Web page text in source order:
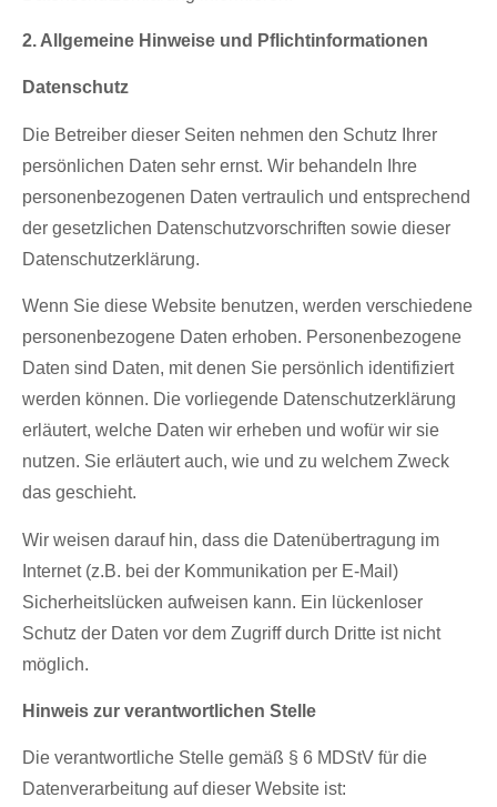
2. Allgemeine Hinweise und Pflichtinformationen
Datenschutz
Die Betreiber dieser Seiten nehmen den Schutz Ihrer
persönlichen Daten sehr ernst. Wir behandeln Ihre
personenbezogenen Daten vertraulich und entsprechend
der gesetzlichen Datenschutzvorschriften sowie dieser
Datenschutzerklärung.
Wenn Sie diese Website benutzen, werden verschiedene
personenbezogene Daten erhoben. Personenbezogene
Daten sind Daten, mit denen Sie persönlich identifiziert
werden können. Die vorliegende Datenschutzerklärung
erläutert, welche Daten wir erheben und wofür wir sie
nutzen. Sie erläutert auch, wie und zu welchem Zweck
das geschieht.
Wir weisen darauf hin, dass die Datenübertragung im
Internet (z.B. bei der Kommunikation per E-Mail)
Sicherheitslücken aufweisen kann. Ein lückenloser
Schutz der Daten vor dem Zugriff durch Dritte ist nicht
möglich.
Hinweis zur verantwortlichen Stelle
Die verantwortliche Stelle gemäß § 6 MDStV für die
Datenverarbeitung auf dieser Website ist: